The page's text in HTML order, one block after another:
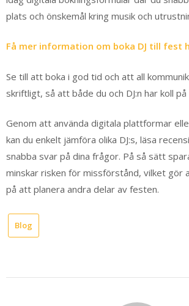
plats och önskemål kring musik och
Få mer information om boka DJ till fest
Se till att boka i god tid och att all
skriftligt, så att både du och DJ:n har koll
Genom att använda digitala plattformar
kan du enkelt jämföra olika DJ:s, läsa
snabba svar på dina frågor. På så sätt
minskar risken för missförstånd, vilket gör
på att planera andra delar av festen.
Blog